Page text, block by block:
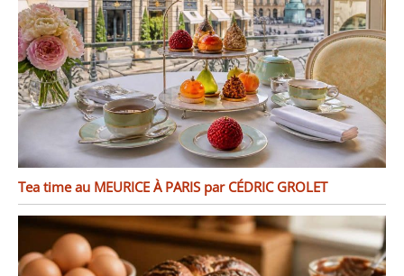
Tea time au MEURICE À PARIS par CÉDRIC GROLET